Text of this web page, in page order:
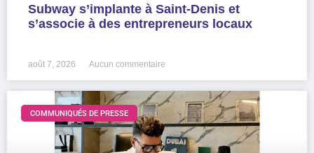
Subway s’implante à Saint-Denis et
s’associe à des entrepreneurs locaux
août 7, 2026 Aucun commentaire
COMMUNIQUÉS DE PRESSE